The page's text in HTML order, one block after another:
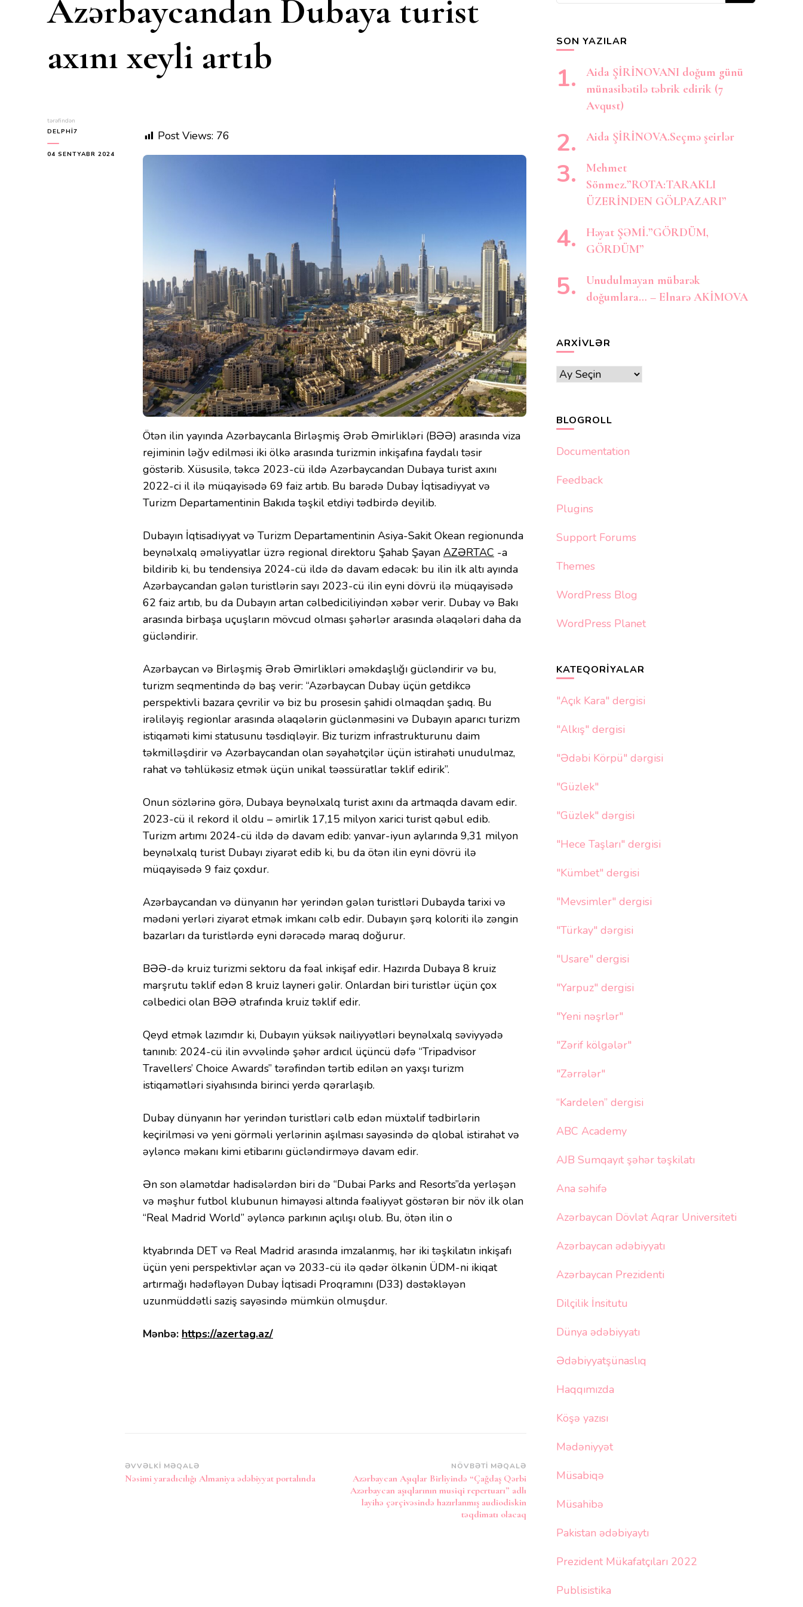
Azərbaycandan Dubaya turist
axını xeyli artıb
tərəfindən
DELPHI7
04 SENTYABR 2024
Post Views: 76
Ötən ilin yayında Azərbaycanla Birləşmiş Ərəb Əmirlikləri (BƏƏ) arasında viza
rejiminin ləğv edilməsi iki ölkə arasında turizmin inkişafına faydalı təsir
göstərib. Xüsusilə, təkcə 2023-cü ildə Azərbaycandan Dubaya turist axını
2022-ci il ilə müqayisədə 69 faiz artıb. Bu barədə Dubay İqtisadiyyat və
Turizm Departamentinin Bakıda təşkil etdiyi tədbirdə deyilib.
Dubayın İqtisadiyyat və Turizm Departamentinin Asiya-Sakit Okean regionunda
beynəlxalq əməliyyatlar üzrə regional direktoru Şahab Şayan AZƏRTAC -a
bildirib ki, bu tendensiya 2024-cü ildə də davam edəcək: bu ilin ilk altı ayında
Azərbaycandan gələn turistlərin sayı 2023-cü ilin eyni dövrü ilə müqayisədə
62 faiz artıb, bu da Dubayın artan cəlbediciliyindən xəbər verir. Dubay və Bakı
arasında birbaşa uçuşların mövcud olması şəhərlər arasında əlaqələri daha da
gücləndirir.
Azərbaycan və Birləşmiş Ərəb Əmirlikləri əməkdaşlığı gücləndirir və bu,
turizm seqmentində də baş verir: “Azərbaycan Dubay üçün getdikcə
perspektivli bazara çevrilir və biz bu prosesin şahidi olmaqdan şadıq. Bu
irəliləyiş regionlar arasında əlaqələrin güclənməsini və Dubayın aparıcı turizm
istiqaməti kimi statusunu təsdiqləyir. Biz turizm infrastrukturunu daim
təkmilləşdirir və Azərbaycandan olan səyahətçilər üçün istirahəti unudulmaz,
rahat və təhlükəsiz etmək üçün unikal təəssüratlar təklif edirik”.
Onun sözlərinə görə, Dubaya beynəlxalq turist axını da artmaqda davam edir.
2023-cü il rekord il oldu – əmirlik 17,15 milyon xarici turist qəbul edib.
Turizm artımı 2024-cü ildə də davam edib: yanvar-iyun aylarında 9,31 milyon
beynəlxalq turist Dubayı ziyarət edib ki, bu da ötən ilin eyni dövrü ilə
müqayisədə 9 faiz çoxdur.
Azərbaycandan və dünyanın hər yerindən gələn turistləri Dubayda tarixi və
mədəni yerləri ziyarət etmək imkanı cəlb edir. Dubayın şərq koloriti ilə zəngin
bazarları da turistlərdə eyni dərəcədə maraq doğurur.
BƏƏ-də kruiz turizmi sektoru da fəal inkişaf edir. Hazırda Dubaya 8 kruiz
marşrutu təklif edən 8 kruiz layneri gəlir. Onlardan biri turistlər üçün çox
cəlbedici olan BƏƏ ətrafında kruiz təklif edir.
Qeyd etmək lazımdır ki, Dubayın yüksək nailiyyətləri beynəlxalq səviyyədə
tanınıb: 2024-cü ilin əvvəlində şəhər ardıcıl üçüncü dəfə “Tripadvisor
Travellers’ Choice Awards” tərəfindən tərtib edilən ən yaxşı turizm
istiqamətləri siyahısında birinci yerdə qərarlaşıb.
Dubay dünyanın hər yerindən turistləri cəlb edən müxtəlif tədbirlərin
keçirilməsi və yeni görməli yerlərinin aşılması sayəsində də qlobal istirahət və
əyləncə məkanı kimi etibarını gücləndirməyə davam edir.
Ən son əlamətdar hadisələrdən biri də “Dubai Parks and Resorts”da yerləşən
və məşhur futbol klubunun himayəsi altında fəaliyyət göstərən bir növ ilk olan
“Real Madrid World” əyləncə parkının açılışı olub. Bu, ötən ilin o
ktyabrında DET və Real Madrid arasında imzalanmış, hər iki təşkilatın inkişafı
üçün yeni perspektivlər açan və 2033-cü ilə qədər ölkənin ÜDM-ni ikiqat
artırmağı hədəfləyən Dubay İqtisadi Proqramını (D33) dəstəkləyən
uzunmüddətli saziş sayəsində mümkün olmuşdur.
Mənbə: https://azertag.az/
Post
Naviqasiya
ƏVVƏLKI MƏQALƏ
Nəsimi yaradıcılığı Almaniya ədəbiyyat portalında
NÖVBƏTI MƏQALƏ
Azərbaycan Aşıqlar Birliyində “Çağdaş Qərbi
Azərbaycan aşıqlarının musiqi repertuarı” adlı
layihə çərçivəsində hazırlanmış audiodiskin
təqdimatı olacaq
SON YAZILAR
Aida ŞİRİNOVANI doğum günü
münasibətilə təbrik edirik (7
Avqust)
Aida ŞİRİNOVA.Seçmə şeirlər
Mehmet
Sönmez.”ROTA:TARAKLI
ÜZERİNDEN GÖLPAZARI”
Həyat ŞƏMİ.”GÖRDÜM,
GÖRDÜM”
Unudulmayan mübarək
doğumlara… – Elnarə AKİMOVA
ARXIVLƏR
Arxivlər
BLOGROLL
Documentation
Feedback
Plugins
Support Forums
Themes
WordPress Blog
WordPress Planet
KATEQORIYALAR
"Açık Kara" dergisi
"Alkış" dergisi
"Ədəbi Körpü" dərgisi
"Güzlek"
"Güzlek" dərgisi
"Hece Taşları" dergisi
"Kümbet" dergisi
"Mevsimler" dergisi
"Türkay" dərgisi
"Usare" dergisi
"Yarpuz" dergisi
"Yeni nəşrlər"
"Zərif kölgələr"
"Zərrələr"
“Kardelen” dergisi
ABC Academy
AJB Sumqayıt şəhər təşkilatı
Ana səhifə
Azərbaycan Dövlət Aqrar Universiteti
Azərbaycan ədəbiyyatı
Azərbaycan Prezidenti
Dilçilik İnsitutu
Dünya ədəbiyyatı
Ədəbiyyatşünaslıq
Haqqımızda
Köşə yazısı
Mədəniyyət
Müsabiqə
Müsahibə
Pakistan ədəbiyaytı
Prezident Mükafatçıları 2022
Publisistika